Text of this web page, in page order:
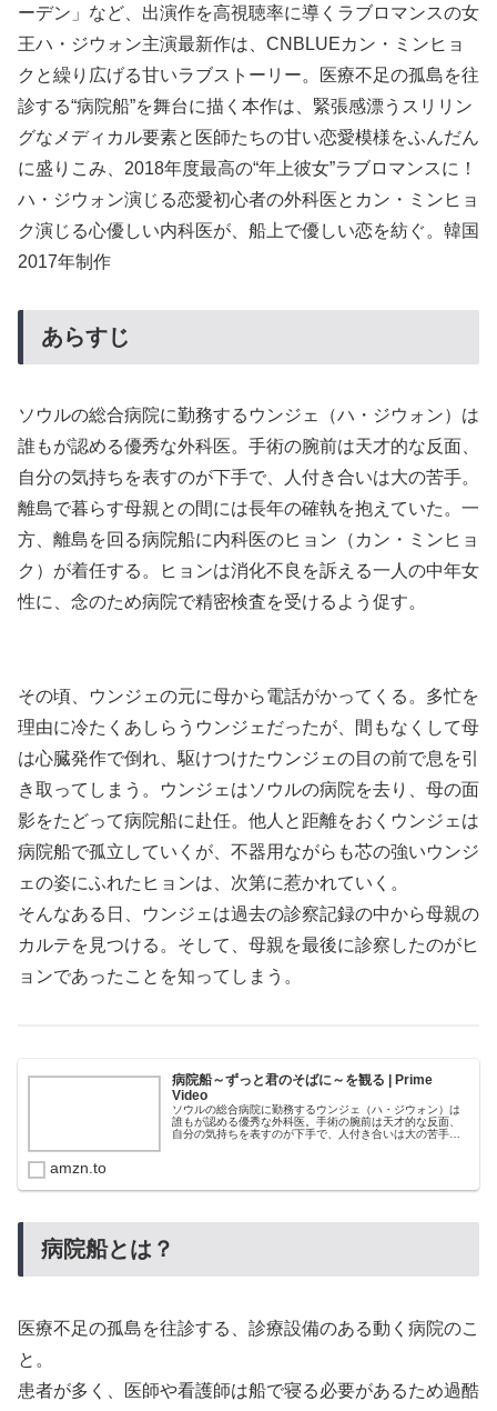
ーデン」など、出演作を高視聴率に導くラブロマンスの女
王ハ・ジウォン主演最新作は、CNBLUEカン・ミンヒョ
クと繰り広げる甘いラブストーリー。医療不足の孤島を往
診する“病院船”を舞台に描く本作は、緊張感漂うスリリン
グなメディカル要素と医師たちの甘い恋愛模様をふんだん
に盛りこみ、2018年度最高の“年上彼女”ラブロマンスに！
ハ・ジウォン演じる恋愛初心者の外科医とカン・ミンヒョ
ク演じる心優しい内科医が、船上で優しい恋を紡ぐ。韓国
2017年制作
あらすじ
ソウルの総合病院に勤務するウンジェ（ハ・ジウォン）は
誰もが認める優秀な外科医。手術の腕前は天才的な反面、
自分の気持ちを表すのが下手で、人付き合いは大の苦手。
離島で暮らす母親との間には長年の確執を抱えていた。一
方、離島を回る病院船に内科医のヒョン（カン・ミンヒョ
ク）が着任する。ヒョンは消化不良を訴える一人の中年女
性に、念のため病院で精密検査を受けるよう促す。
その頃、ウンジェの元に母から電話がかってくる。多忙を
理由に冷たくあしらうウンジェだったが、間もなくして母
は心臓発作で倒れ、駆けつけたウンジェの目の前で息を引
き取ってしまう。ウンジェはソウルの病院を去り、母の面
影をたどって病院船に赴任。他人と距離をおくウンジェは
病院船で孤立していくが、不器用ながらも芯の強いウンジ
ェの姿にふれたヒョンは、次第に惹かれていく。
そんなある日、ウンジェは過去の診察記録の中から母親の
カルテを見つける。そして、母親を最後に診察したのがヒ
ョンであったことを知ってしまう。
病院船～ずっと君のそばに～を観る | Prime
Video
ソウルの総合病院に勤務するウンジェ（ハ・ジウォン）は
誰もが認める優秀な外科医。手術の腕前は天才的な反面、
自分の気持ちを表すのが下手で、人付き合いは大の苦手。
amzn.to
病院船とは？
医療不足の孤島を往診する、診療設備のある動く病院のこ
と。
患者が多く、医師や看護師は船で寝る必要があるため過酷